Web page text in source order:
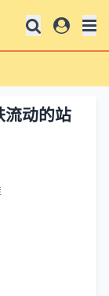
流动的站